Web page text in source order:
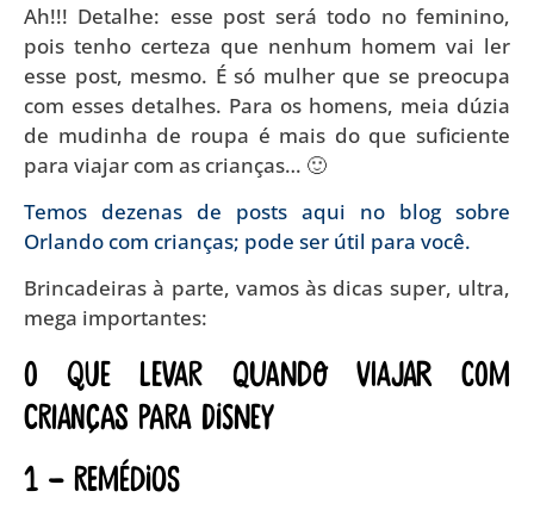
Ah!!! Detalhe: esse post será todo no feminino,
pois tenho certeza que nenhum homem vai ler
esse post, mesmo. É só mulher que se preocupa
com esses detalhes. Para os homens, meia dúzia
de mudinha de roupa é mais do que suficiente
para viajar com as crianças… 🙂
Temos dezenas de posts aqui no blog sobre
Orlando com crianças; pode ser útil para você.
Brincadeiras à parte, vamos às dicas super, ultra,
mega importantes:
O que levar quando viajar com
crianças para Disney
1 – REMÉDIOS